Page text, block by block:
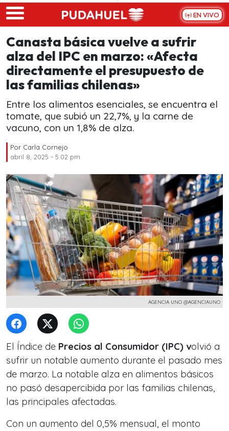
Skip to main content
EN VIVO
Canasta básica vuelve a sufrir
alza del IPC en marzo: «Afecta
directamente el presupuesto de
las familias chilenas»
Entre los alimentos esenciales, se encuentra el
tomate, que subió un 22,7%, y la carne de
vacuno, con un 1,8% de alza.
Por Carla Cornejo
abril 8, 2025 - 5:02 pm
AGENCIA UNO @AGENCIAUNO
El Índice de Precios al Consumidor (IPC) volvió a
sufrir un notable aumento durante el pasado mes
de marzo. La notable alza en alimentos básicos
no pasó desapercibida por las familias chilenas,
las principales afectadas.
Con un aumento del 0,5% mensual, el monto